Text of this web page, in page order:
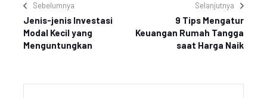
Sebelumnya
Jenis-jenis Investasi
Modal Kecil yang
Menguntungkan
Selanjutnya
9 Tips Mengatur
Keuangan Rumah Tangga
saat Harga Naik